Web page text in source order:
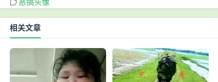
恶搞头像
相关文章